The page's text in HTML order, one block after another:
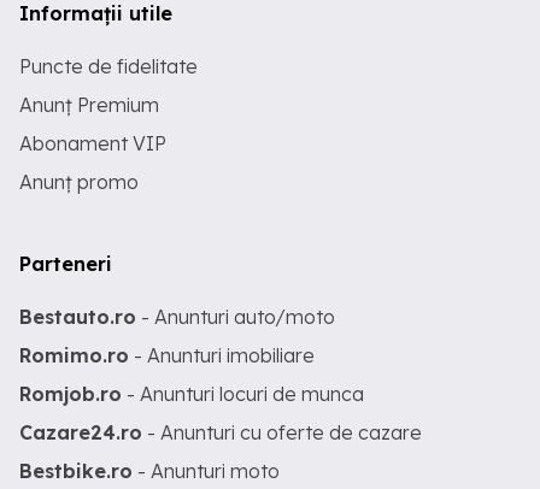
Informații utile
Puncte de fidelitate
Anunț Premium
Abonament VIP
Anunț promo
Parteneri
Bestauto.ro - Anunturi auto/moto
Romimo.ro - Anunturi imobiliare
Romjob.ro - Anunturi locuri de munca
Cazare24.ro - Anunturi cu oferte de cazare
Bestbike.ro - Anunturi moto